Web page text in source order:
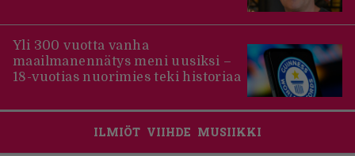
Yli 300 vuotta vanha
maailmanennätys meni uusiksi –
18-vuotias nuorimies teki historiaa
ILMIÖT VIIHDE MUSIIKKI